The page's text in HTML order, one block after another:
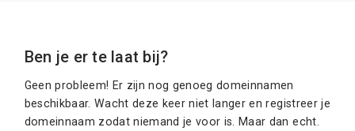
Ben je er te laat bij?
Geen probleem! Er zijn nog genoeg domeinnamen
beschikbaar. Wacht deze keer niet langer en registreer je
domeinnaam zodat niemand je voor is. Maar dan echt.